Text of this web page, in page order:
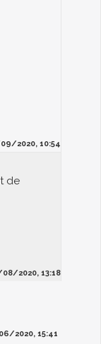
2020, 10:54
de
2020, 13:18
2020, 15:41